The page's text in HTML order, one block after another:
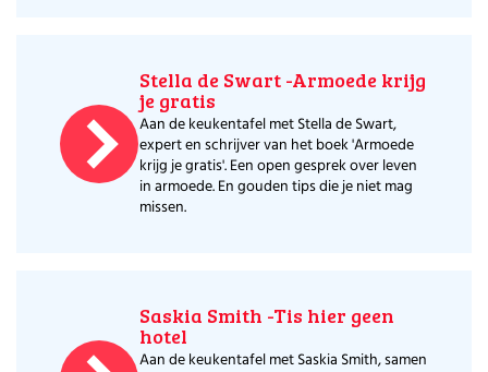
Stella de Swart -Armoede krijg
je gratis
Aan de keukentafel met Stella de Swart,
expert en schrijver van het boek 'Armoede
krijg je gratis'. Een open gesprek over leven
in armoede. En gouden tips die je niet mag
missen.
Saskia Smith -Tis hier geen
hotel
Aan de keukentafel met Saskia Smith, samen